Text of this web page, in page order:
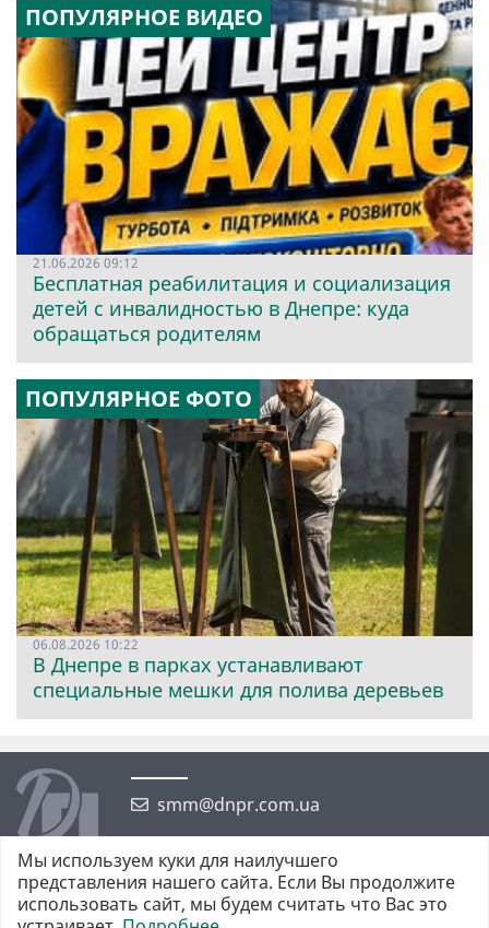
ПОПУЛЯРНОЕ ВИДЕО
21.06.2026 09:12
Бесплатная реабилитация и социализация
детей с инвалидностью в Днепре: куда
обращаться родителям
ПОПУЛЯРНОЕ ФОТО
06.08.2026 10:22
В Днепре в парках устанавливают
специальные мешки для полива деревьев
smm@dnpr.com.ua
Мы используем куки для наилучшего
представления нашего сайта. Если Вы продолжите
использовать сайт, мы будем считать что Вас это